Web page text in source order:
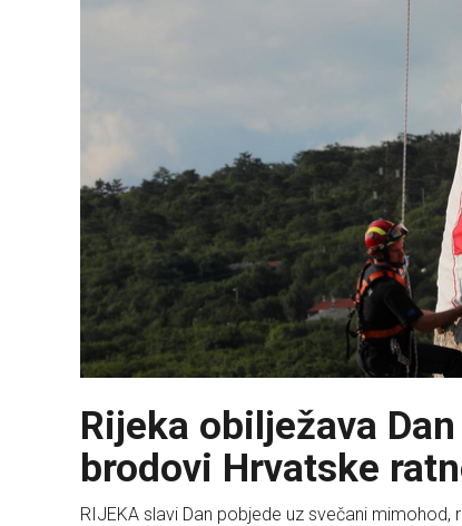
Rijeka obilježava
brodovi Hrvatske
RIJEKA slavi Dan pobjede uz svečani